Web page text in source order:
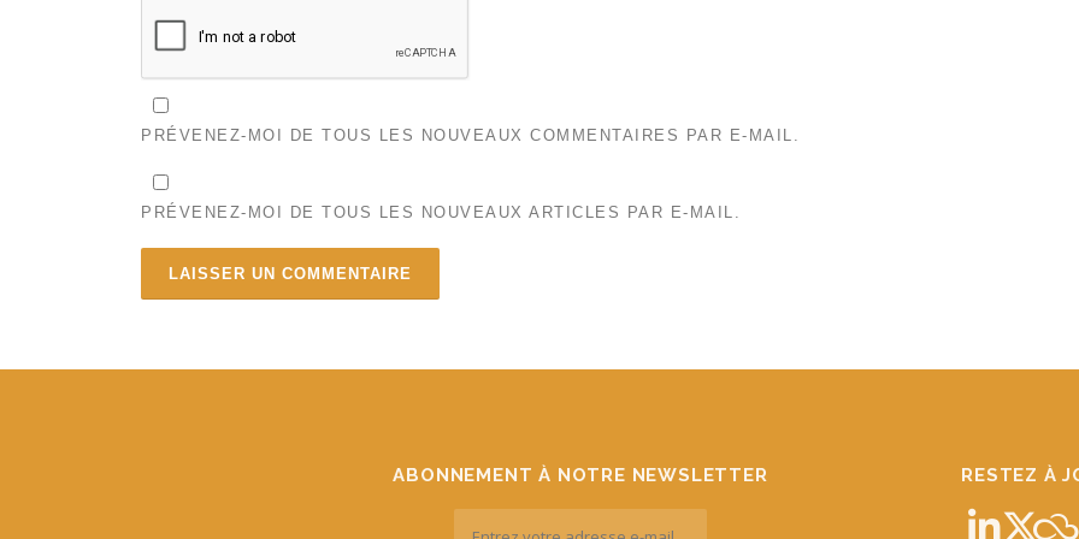
PRÉVENEZ-MOI DE TOUS LES NOUVEAUX COMMENTAIRES PAR E-MAIL.
PRÉVENEZ-MOI DE TOUS LES NOUVEAUX ARTICLES PAR E-MAIL.
ABONNEMENT À NOTRE NEWSLETTER RESTEZ À